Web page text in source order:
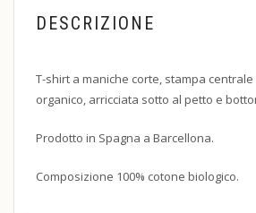
DESCRIZIONE
T-shirt a maniche corte, stampa
organico, arricciata sotto al petto e
Prodotto in Spagna a Barcellona.
Composizione 100% cotone biologico.